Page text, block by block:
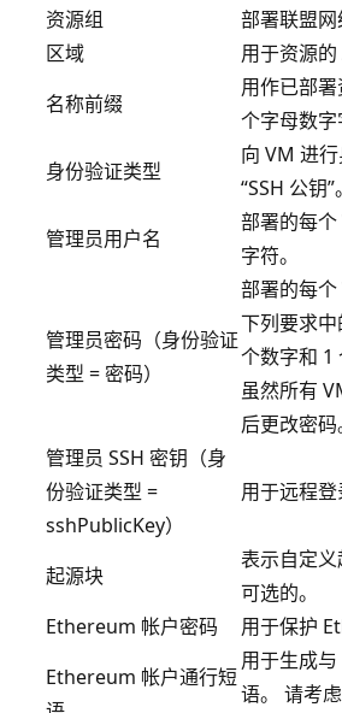
资源组
部署联盟网
区域
用于资源的
名称前缀
用作已部
个字母数字
身份验证类型
向 VM 进
“SSH 公钥”。
管理员用户名
部署的每
字符。
管理员密码（身份验证
类型 = 密码）
部署的每
下列要求
个数字和 1
虽然所有
后更改密码
管理员 SSH 密钥（身
份验证类型 =
sshPublicKey）
用于远程登
起源块
表示自定义
可选的。
Ethereum 帐户密码
用于保护
Ethereum 帐户通行短
用于生成
语。 请考